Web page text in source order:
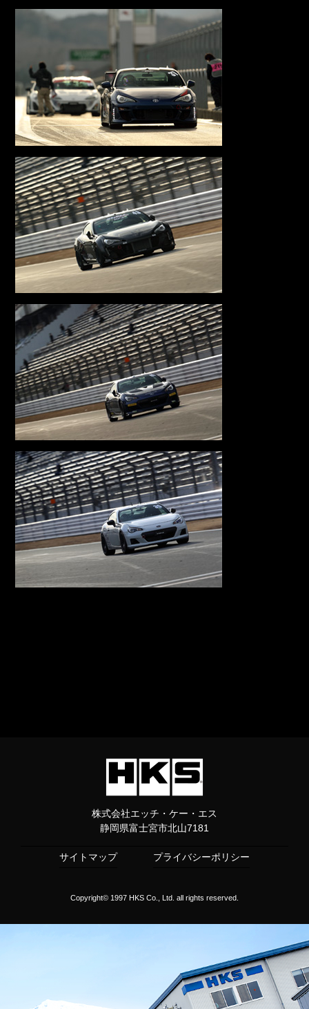
株式会社エッチ・ケー・エス
静岡県富士宮市北山7181
サイトマップ プライバシーポリシー
Copyright© 1997 HKS Co., Ltd. all rights reserved.